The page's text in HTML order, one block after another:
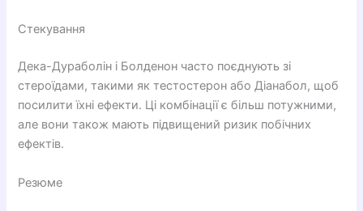
Стекування
Дека-Дураболін і Болденон часто поєднують зі
стероїдами, такими як тестостерон або Діанабол, щоб
посилити їхні ефекти. Ці комбінації є більш потужними,
але вони також мають підвищений ризик побічних
ефектів.
Резюме